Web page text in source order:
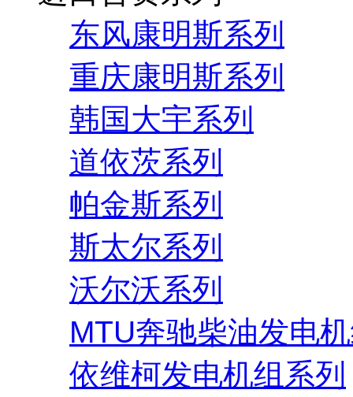
东风康明斯系列
重庆康明斯系列
韩国大宇系列
道依茨系列
帕金斯系列
斯太尔系列
沃尔沃系列
MTU奔驰柴油发电
依维柯发电机组系列